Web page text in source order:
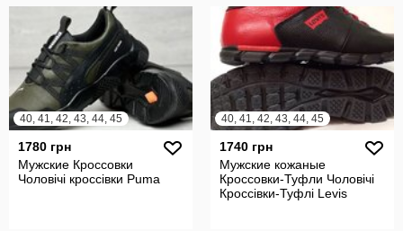
40, 41, 42, 43, 44, 45
1780 грн
Мужские Кроссовки
Чоловічі кроссівки Puma
40, 41, 42, 43, 44, 45
1740 грн
Мужские кожаные
Кроссовки-Туфли Чоловічі
Кроссівки-Туфлі Levis